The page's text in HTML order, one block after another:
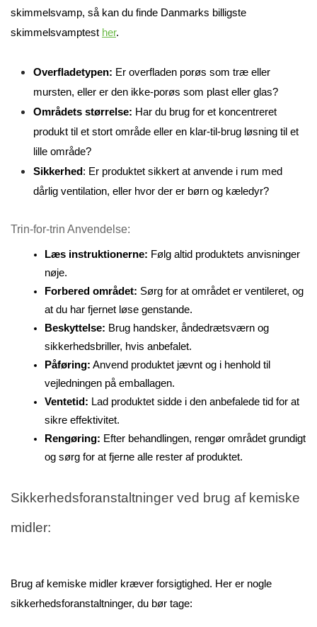
skimmelsvamp, så kan du finde Danmarks billigste
skimmelsvamptest her.
Overfladetypen: Er overfladen porøs som træ eller
mursten, eller er den ikke-porøs som plast eller glas?
Områdets størrelse: Har du brug for et koncentreret
produkt til et stort område eller en klar-til-brug løsning til et
lille område?
Sikkerhed : Er produktet sikkert at anvende i rum med
dårlig ventilation, eller hvor der er børn og kæledyr?
Trin-for-trin Anvendelse:
Læs instruktionerne: Følg altid produktets anvisninger
nøje.
Forbered området: Sørg for at området er ventileret, og
at du har fjernet løse genstande.
Beskyttelse: Brug handsker, åndedrætsværn og
sikkerhedsbriller, hvis anbefalet.
Påføring: Anvend produktet jævnt og i henhold til
vejledningen på emballagen.
Ventetid: Lad produktet sidde i den anbefalede tid for at
sikre effektivitet.
Rengøring: Efter behandlingen, rengør området grundigt
og sørg for at fjerne alle rester af produktet.
Sikkerhedsforanstaltninger ved brug af kemiske
midler:
Brug af kemiske midler kræver forsigtighed. Her er nogle
sikkerhedsforanstaltninger, du bør tage: